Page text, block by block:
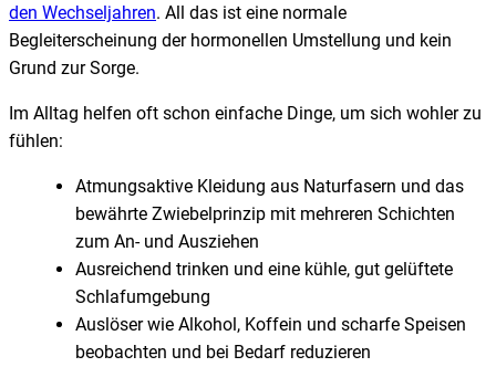
den Wechseljahren. All das ist eine normale
Begleiterscheinung der hormonellen Umstellung und kein
Grund zur Sorge.
Im Alltag helfen oft schon einfache Dinge, um sich wohler zu
fühlen:
Atmungsaktive Kleidung aus Naturfasern und das
bewährte Zwiebelprinzip mit mehreren Schichten
zum An- und Ausziehen
Ausreichend trinken und eine kühle, gut gelüftete
Schlafumgebung
Auslöser wie Alkohol, Koffein und scharfe Speisen
beobachten und bei Bedarf reduzieren